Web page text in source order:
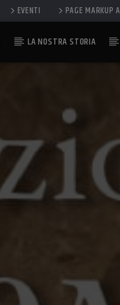
EVENTI PAGE MARKUP
LA NOSTRA STORIA